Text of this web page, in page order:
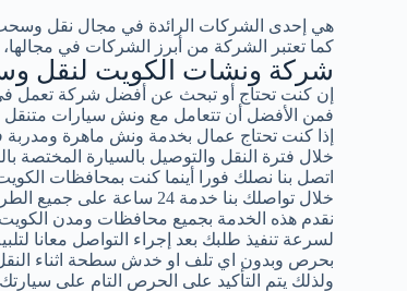
هي إحدى الشركات الرائدة في مجال نقل
كما تعتبر الشركة من أبرز الشركات في
شركة ونشات الكويت لنقل
إن كنت تحتاج أو تبحث عن أفضل شركة تعمل
فمن الأفضل أن تتعامل مع ونش سيارات
إذا كنت تحتاج عمال بخدمة ونش ماهرة
خلال فترة النقل والتوصيل بالسيارة المختصة
اتصل بنا نصلك فورا أينما كنت بمحافظات الكويت
خلال تواصلك بنا خدمة 24 ساعة على جميع الطرقات.
نقدم هذه الخدمة بجميع محافظات ومدن
لسرعة تنفيذ طلبك بعد إجراء التواصل معانا
بحرص وبدون اي تلف او خدش سطحة اثناء
ولذلك يتم التأكيد على الحرص التام على